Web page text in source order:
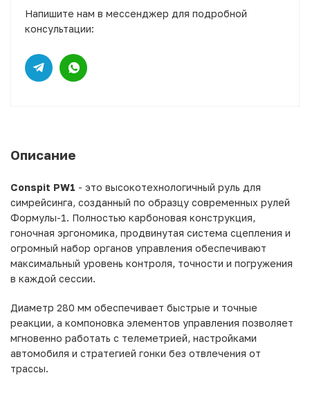
Напишите нам в мессенджер для подробной
консультации:
Описание
Conspit PW1 - это высокотехнологичный руль для
симрейсинга, созданный по образцу современных рулей
Формулы-1. Полностью карбоновая конструкция,
гоночная эргономика, продвинутая система сцепления и
огромный набор органов управления обеспечивают
максимальный уровень контроля, точности и погружения
в каждой сессии.
Диаметр 280 мм обеспечивает быстрые и точные
реакции, а компоновка элементов управления позволяет
мгновенно работать с телеметрией, настройками
автомобиля и стратегией гонки без отвлечения от
трассы.